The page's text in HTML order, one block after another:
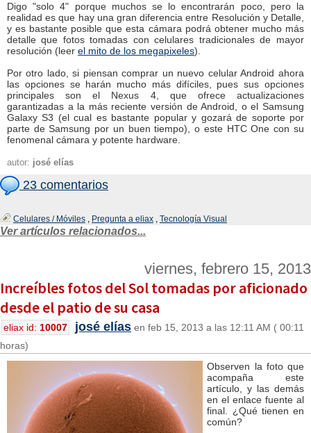
Digo "solo 4" porque muchos se lo encontrarán poco, pero la
realidad es que hay una gran diferencia entre Resolución y Detalle,
y es bastante posible que esta cámara podrá obtener mucho más
detalle que fotos tomadas con celulares tradicionales de mayor
resolución (leer el mito de los megapixeles).
Por otro lado, si piensan comprar un nuevo celular Android ahora
las opciones se harán mucho más difíciles, pues sus opciones
principales son el Nexus 4, que ofrece actualizaciones
garantizadas a la más reciente versión de Android, o el Samsung
Galaxy S3 (el cual es bastante popular y gozará de soporte por
parte de Samsung por un buen tiempo), o este HTC One con su
fenomenal cámara y potente hardware.
autor: josé elías
23 comentarios
Celulares / Móviles , Pregunta a eliax , Tecnología Visual
Ver artículos relacionados...
viernes, febrero 15, 2013
Increíbles fotos del Sol tomadas por aficionado
desde el patio de su casa
eliax id: 10007 josé elías en feb 15, 2013 a las 12:11 AM ( 00:11
horas)
Observen la foto que
acompaña este
artículo, y las demás
en el enlace fuente al
final. ¿Qué tienen en
común?